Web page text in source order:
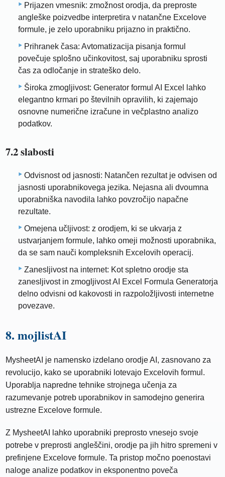
Prijazen vmesnik: zmožnost orodja, da preproste
angleške poizvedbe interpretira v natančne Excelove
formule, je zelo uporabniku prijazno in praktično.
Prihranek časa: Avtomatizacija pisanja formul
povečuje splošno učinkovitost, saj uporabniku sprosti
čas za odločanje in strateško delo.
Široka zmogljivost: Generator formul AI Excel lahko
elegantno krmari po številnih opravilih, ki zajemajo
osnovne numerične izračune in večplastno analizo
podatkov.
7.2 slabosti
Odvisnost od jasnosti: Natančen rezultat je odvisen od
jasnosti uporabnikovega jezika. Nejasna ali dvoumna
uporabniška navodila lahko povzročijo napačne
rezultate.
Omejena učljivost: z orodjem, ki se ukvarja z
ustvarjanjem formule, lahko omeji možnosti uporabnika,
da se sam nauči kompleksnih Excelovih operacij.
Zanesljivost na internet: Kot spletno orodje sta
zanesljivost in zmogljivost AI Excel Formula Generatorja
delno odvisni od kakovosti in razpoložljivosti internetne
povezave.
8. mojlistAI
MysheetAI je namensko izdelano orodje AI, zasnovano za
revolucijo, kako se uporabniki lotevajo Excelovih formul.
Uporablja napredne tehnike strojnega učenja za
razumevanje potreb uporabnikov in samodejno generira
ustrezne Excelove formule.
Z MysheetAI lahko uporabniki preprosto vnesejo svoje
potrebe v preprosti angleščini, orodje pa jih hitro spremeni v
prefinjene Excelove formule. Ta pristop močno poenostavi
naloge analize podatkov in eksponentno poveča